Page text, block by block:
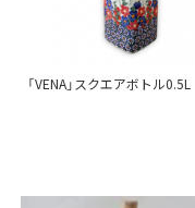
「VENA」スクエアボトル0.5L